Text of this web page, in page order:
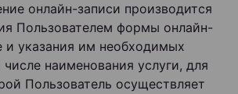
онлайн-записи производится
Пользователем формы онлайн-
и указания им необходимых
наименования услуги, для
Пользователь осуществляет